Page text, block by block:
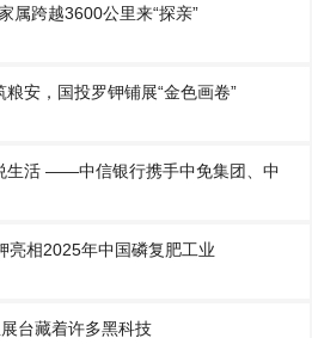
属跨越3600公里来“探亲”
安，国投罗钾铺展“金色画卷”
生活 ——中信银行携手中免集团、中
亮相2025年中国磷复肥工业
台藏着许多黑科技